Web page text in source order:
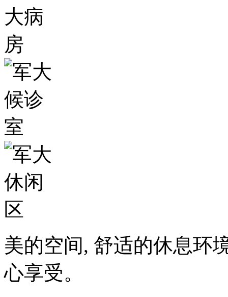
美的空间, 舒适的休息环
心享受。